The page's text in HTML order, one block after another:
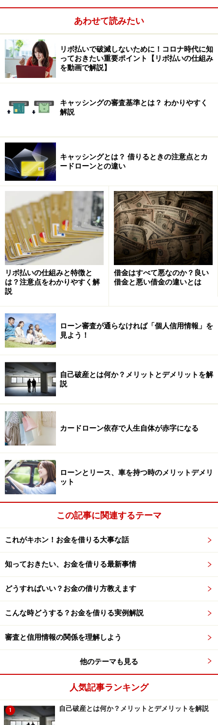
吉田：そうですね。教育は最も重要です。自殺防止や
がはるかに大切。
でも、お金に関する教育といってもそう簡単ではないの
が現実。なによりも、その道の教育者を急激に増やすこ
とはまず不可能でしょう。とすると、現実的にいって最
も効果的な方法は、「量は最低限、質は高く、より広く
普及させること」でしょう。
限られた教育量の中で、最も重点を置くべきことは、
「最悪の場合に何が起こるか？」「最悪のときにどう対
処すべきか？」を知ること。これに尽きます。
横山：最悪とは？
吉田：経済行為において最悪の事態とは、「破産」か
「差し押さえ」ではないでしょうか。しかし両者とも、
実際に味わってみると決して「死ぬほど苦痛」ではあり
ません。むしろ、リセットして新たにやり直すための良
いキッカケになりえます。憲法で保障されている「健康
で文化的な最低限の生活」も脅かされません。
これだけでも知っておけば、経済行為に失敗しても自殺
っていけるでしょう。これが最も大事なことだと思いま
す。あれこれ教えると覚えきれないので、これだけに絞
ってもいいと思います。さしずめ「経済活動のための防
災訓練」とでもいったところでしょうか。
横山：最低限のことでも正しく知っておくことで、と
ても大きな差になりますからね。でも残念なことに現状
は、多くの人の意識は低く「絶対に解決なんてできな
い！」と捉えていることも少なくなかったり。極端に考
相談される側として大切にしたいこと
あわせて読みたい
リボ払いで破滅しないために！コロナ時代に知
っておきたい重要ポイント【リボ払いの仕組み
を動画で解説】
キャッシングの審査基準とは？ わかりやすく
解説
キャッシングとは？ 借りるときの注意点とカ
ードローンとの違い
リボ払いの仕組みと特徴と
は？注意点をわかりやすく解
説
借金はすべて悪なのか？良い
借金と悪い借金の違いとは
ローン審査が通らなければ「個人信用情報」を
見よう！
自己破産とは何か？メリットとデメリットを解
説
カードローン依存で人生自体が赤字になる
ローンとリース、車を持つ時のメリットデメリ
ット
この記事に関連するテーマ
これがキホン！お金を借りる大事な話
知っておきたい、お金を借りる最新事情
どうすればいい？お金の借り方教えます
こんな時どうする？お金を借りる実例解説
審査と信用情報の関係を理解しよう
他のテーマも見る
人気記事ランキング
1 自己破産とは何か？メリットとデメリットを解説